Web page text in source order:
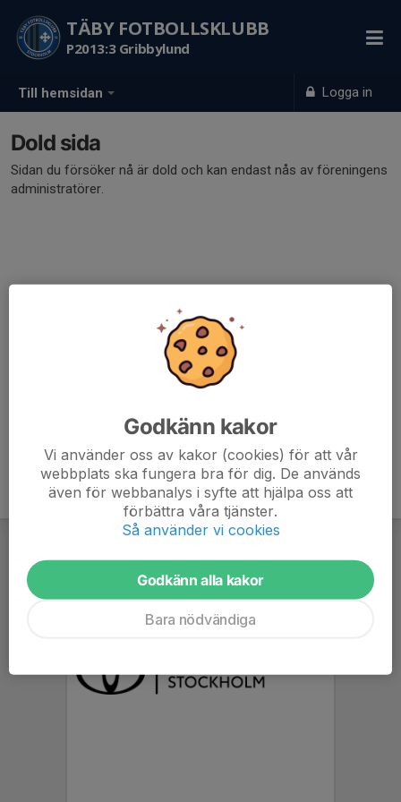
Till hemsidan Logga in
TÄBY FOTBOLLSKLUBB
P2013:3 Gribbylund
Dold sida
Sidan du försöker nå är dold och kan endast nås av föreningens
administratörer.
Godkänn kakor
Vi använder oss av kakor (cookies) för att vår
webbplats ska fungera bra för dig. De används
även för webbanalys i syfte att hjälpa oss att
förbättra våra tjänster.
Så använder vi cookies
Godkänn alla kakor
Bara nödvändiga